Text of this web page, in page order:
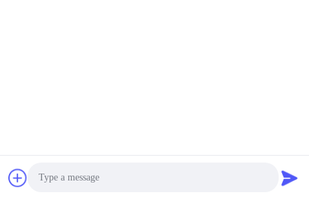
Lieferant. Urheberrecht © -2026 Shanxi Zorui Biotechnology Co.,
Ltd. - Alle. Alle Rechte vorbehalten.